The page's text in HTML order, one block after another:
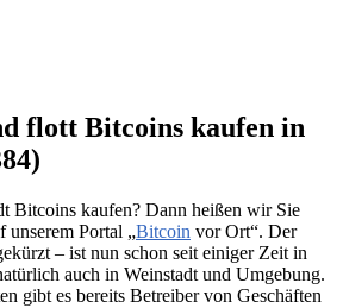
flott Bitcoins kaufen in
Bitcoins kaufen? Dann heißen wir Sie
Portal „Bitcoin vor Ort“. Der
– ist nun schon seit einiger Zeit in
auch in Weinstadt und Umgebung.
gibt es bereits Betreiber von Geschäften